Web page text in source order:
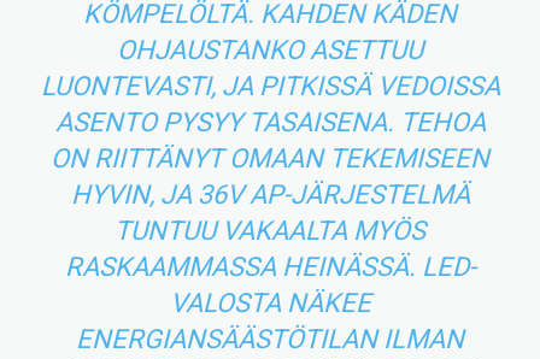
KÖMPELÖLTÄ. KAHDEN KÄDEN
OHJAUSTANKO ASETTUU
LUONTEVASTI, JA PITKISSÄ VEDOISSA
ASENTO PYSYY TASAISENA. TEHOA
ON RIITTÄNYT OMAAN TEKEMISEEN
HYVIN, JA 36V AP-JÄRJESTELMÄ
TUNTUU VAKAALTA MYÖS
RASKAAMMASSA HEINÄSSÄ. LED-
VALOSTA NÄKEE
ENERGIANSÄÄSTÖTILAN ILMAN